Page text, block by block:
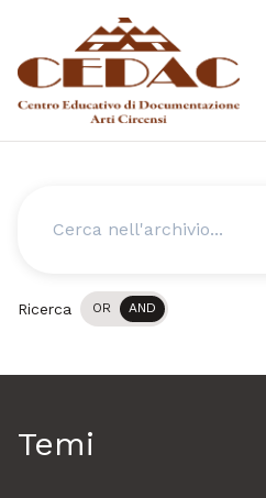
Cerca
Ricerca OR AND
Temi